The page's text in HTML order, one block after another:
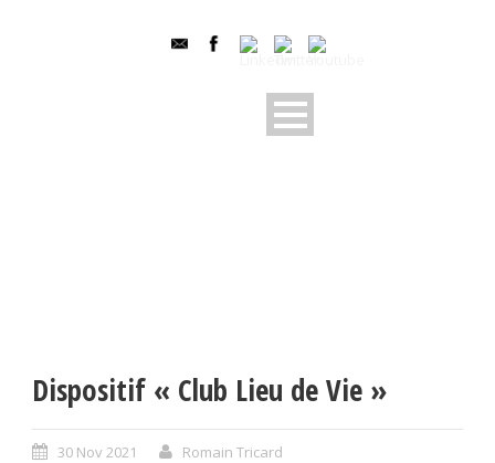
Dispositif « Club Lieu de Vie »
30 Nov 2021
Romain Tricard